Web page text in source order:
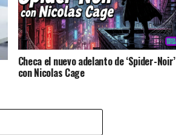
Checa el nuevo adelanto de ‘Spider-Noir’
con Nicolas Cage